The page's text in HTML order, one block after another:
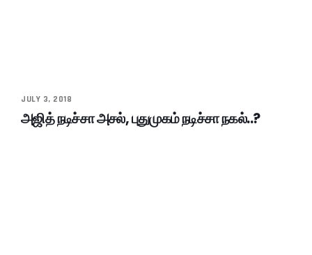
JULY 3, 2018
அஜித் நடிச்சா அசல், புதுமுகம் நடிச்சா நகல்..?